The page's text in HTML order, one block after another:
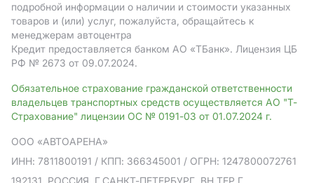
подробной информации о наличии и стоимости указанных
товаров и (или) услуг, пожалуйста, обращайтесь к
менеджерам автоцентра
Кредит предоставляется банком АO «ТБанк». Лицензия ЦБ
РФ № 2673 от 09.07.2024.
Обязательное страхование гражданской ответственности
владельцев транспортных средств осуществляется АО "Т-
Страхование" лицензии ОС № 0191-03 от 01.07.2024 г.
ООО «АВТОАРЕНА»
ИНН: 7811800191 / КПП: 366345001 / ОГРН: 1247800072761
192131, РОССИЯ, Г.САНКТ-ПЕТЕРБУРГ, ВН.ТЕР.Г.